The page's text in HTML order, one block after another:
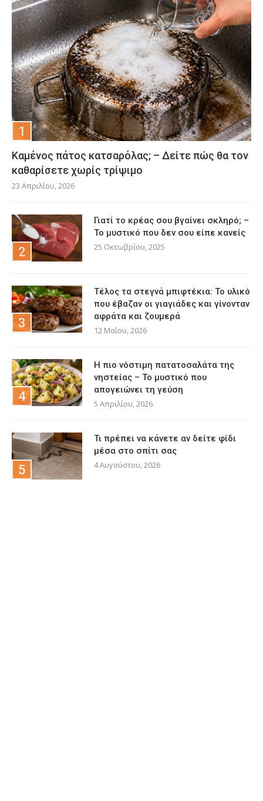
Καμένος πάτος κατσαρόλας; – Δείτε πώς θα τον
καθαρίσετε χωρίς τρίψιμο
23 Απριλίου, 2026
Γιατί το κρέας σου βγαίνει σκληρό; –
Το μυστικό που δεν σου είπε κανείς
25 Οκτωβρίου, 2025
Τέλος τα στεγνά μπιφτέκια: Το υλικό
που έβαζαν οι γιαγιάδες και γίνονταν
αφράτα και ζουμερά
12 Μαΐου, 2026
Η πιο νόστιμη πατατοσαλάτα της
νηστείας – Το μυστικό που
απογειώνει τη γεύση
5 Απριλίου, 2026
Τι πρέπει να κάνετε αν δείτε φίδι
μέσα στο σπίτι σας
4 Αυγούστου, 2026